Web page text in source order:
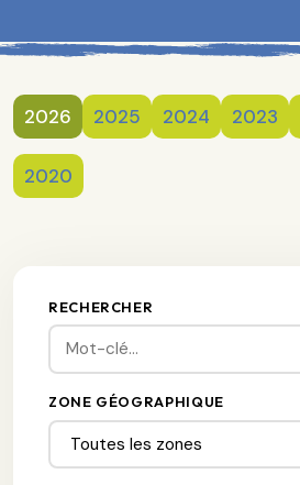
2026 2025 2024 2023
2020
RECHERCHER
ZONE GÉOGRAPHIQUE